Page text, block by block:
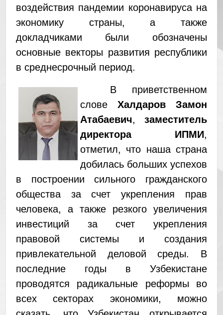
воздействия пандемии коронавируса на
экономику страны, а также
докладчиками были обозначены
основные векторы развития республики
в среднесрочный период.
В приветственном
слове Халдаров Замон
Атабаевич,заместитель
директора ИПМИ,
отметил, что наша страна
добилась больших успехов
в построении сильного гражданского
общества за счет укрепления прав
человека, а также резкого увеличения
инвестиций за счет укрепления
правовой системы и создания
привлекательной деловой среды. В
последние годы в Узбекистане
проводятся радикальные реформы во
всех секторах экономики, можно